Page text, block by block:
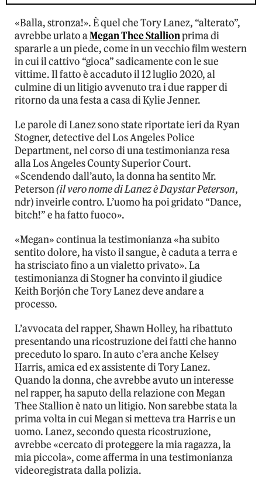
«Balla, stronza!». È quel che Tory Lanez, “alterato”,
avrebbe urlato aMegan Thee Stallionprima di
spararle a un piede, come in un vecchio film western
in cui il cattivo “gioca” sadicamente con le sue
vittime. Il fatto è accaduto il 12 luglio 2020, al
culmine di un litigio avvenuto tra i due rapper di
ritorno da una festa a casa di Kylie Jenner.
Le parole di Lanez sono state riportate ieri da Ryan
Stogner, detective del Los Angeles Police
Department, nel corso di una testimonianza resa
alla Los Angeles County Superior Court.
«Scendendo dall’auto, la donna ha sentito Mr.
Peterson(il vero nome di Lanez è Daystar Peterson,
ndr) inveirle contro. L’uomo ha poi gridato “Dance,
bitch!” e ha fatto fuoco».
«Megan» continua la testimonianza «ha subito
sentito dolore, ha visto il sangue, è caduta a terra e
ha strisciato fino a un vialetto privato». La
testimonianza di Stogner ha convinto il giudice
Keith Borjón che Tory Lanez deve andare a
processo.
L’avvocata del rapper, Shawn Holley, ha ribattuto
presentando una ricostruzione dei fatti che hanno
preceduto lo sparo. In auto c’era anche Kelsey
Harris, amica ed ex assistente di Tory Lanez.
Quando la donna, che avrebbe avuto un interesse
nel rapper, ha saputo della relazione con Megan
Thee Stallion è nato un litigio. Non sarebbe stata la
prima volta in cui Megan si metteva tra Harris e un
uomo. Lanez, secondo questa ricostruzione,
avrebbe «cercato di proteggere la mia ragazza, la
mia piccola», come afferma in una testimonianza
videoregistrata dalla polizia.